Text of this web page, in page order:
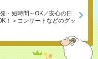
・短時間～OK／安心の日
！＞コンサートなどのグッ